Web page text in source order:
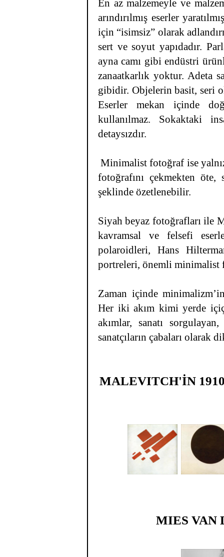
En az malzemeyle ve
arındırılmış eserler
için “isimsiz” olarak
sert ve soyut yapıdadır.
ayna camı gibi endüstri
zanaatkarlık yoktur. Adeta
gibidir. Objelerin basit, seri
Eserler mekan içinde
kullanılmaz. Sokaktaki
detaysızdır.
Minimalist fotoğraf ise
fotoğrafını çekmekten
şeklinde özetlenebilir.
Siyah beyaz fotoğrafları ile
kavramsal ve felsefi
polaroidleri, Hans
portreleri, önemli minimalist
Zaman içinde
Her iki akım kimi yerde
akımlar, sanatı
sanatçıların çabaları olarak
MALEVITCH'İN
MIES VAN